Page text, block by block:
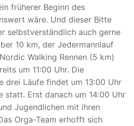
früherer Beginn des
wäre. Und dieser Bitte
selbstverständlich auch gerne
10 km, der Jedermannlauf
Walking Rennen (5 km)
um 11:00 Uhr. Die
drei Läufe findet um 13:00 Uhr
statt. Erst danach um 14:00 Uhr
Jugendlichen mit ihren
Orga-Team erhofft sich